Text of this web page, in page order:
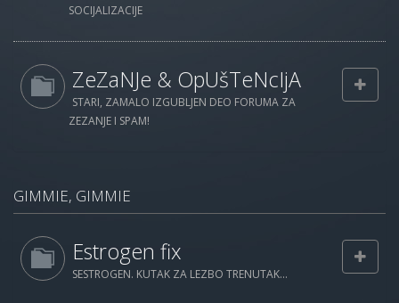
SOCIJALIZACIJE
ZeZaNJe & OpUšTeNcIjA
STARI, ZAMALO IZGUBLJEN DEO FORUMA ZA
ZEZANJE I SPAM!
GIMMIE, GIMMIE
Estrogen fix
SESTROGEN. KUTAK ZA LEZBO TRENUTAK...